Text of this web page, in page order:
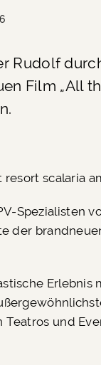
Rudolf
Film „All
scalaria
Spezialisten
der
Erlebnis
und